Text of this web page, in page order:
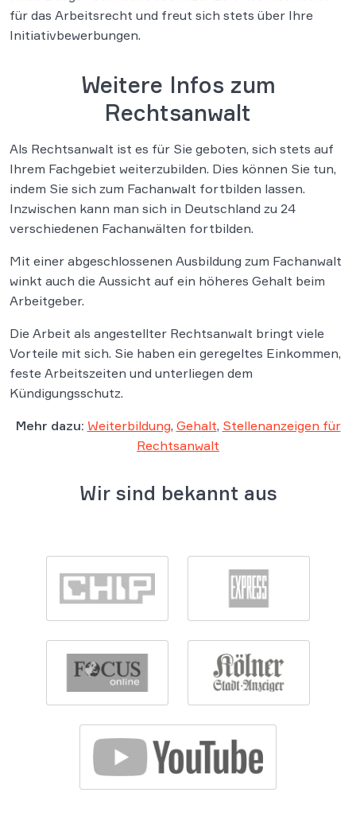
für das Arbeitsrecht und freut sich stets über Ihre
Initiativbewerbungen.
Weitere Infos zum
Rechtsanwalt
Als Rechtsanwalt ist es für Sie geboten, sich stets auf
Ihrem Fachgebiet weiterzubilden. Dies können Sie tun,
indem Sie sich zum Fachanwalt fortbilden lassen.
Inzwischen kann man sich in Deutschland zu 24
verschiedenen Fachanwälten fortbilden.
Mit einer abgeschlossenen Ausbildung zum Fachanwalt
winkt auch die Aussicht auf ein höheres Gehalt beim
Arbeitgeber.
Die Arbeit als angestellter Rechtsanwalt bringt viele
Vorteile mit sich. Sie haben ein geregeltes Einkommen,
feste Arbeitszeiten und unterliegen dem
Kündigungsschutz.
Mehr dazu: Weiterbildung, Gehalt, Stellenanzeigen für
Rechtsanwalt
Wir sind bekannt aus